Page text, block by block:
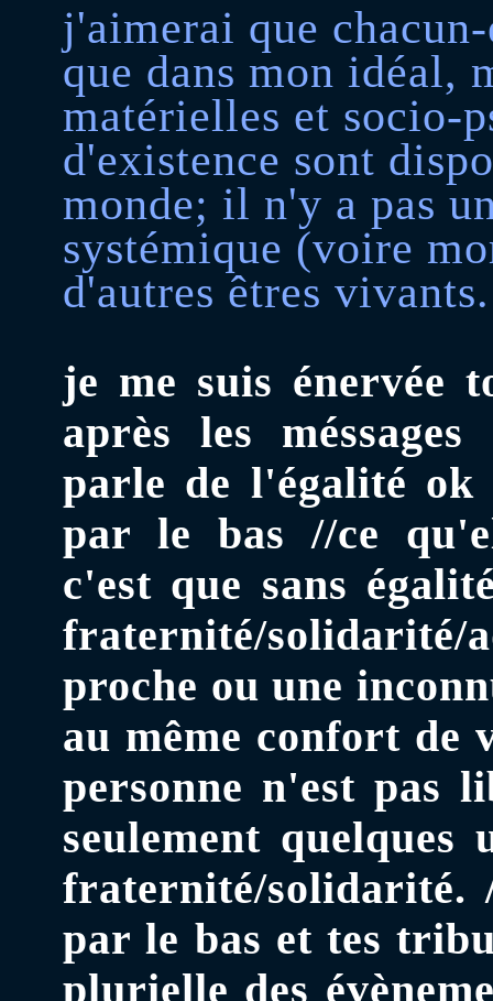
j'aimerai que
que dans mon idéal,
matérielles et socio-
d'existence sont
monde; il n'y a pas
systémique (voire
d'autres êtres vivants.
je me suis énervée
après les
parle de l'égalité
par le bas //ce
c'est que sans
fraternité/
proche ou une
au même confort de
personne n'est pas
seulement quelques
fraternité/solidarité.
par le bas et tes
plurielle des